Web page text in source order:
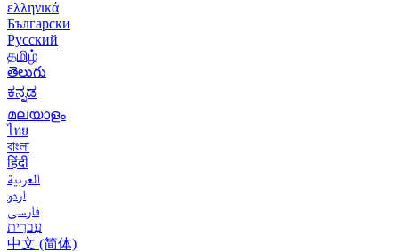
ελληνικά
Български
Русский
தமிழ்
తెలుగు
ಕನ್ನಡ
മലയാളം
ไทย
বাংলা
हिंदी
العربية
اردو
فارسی
עִברִית
中文 (简体)